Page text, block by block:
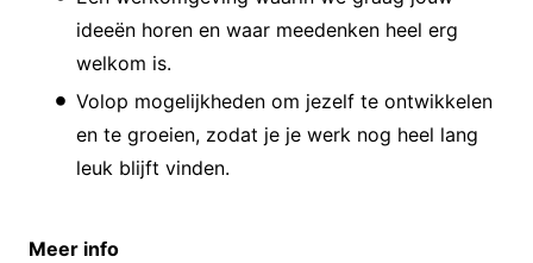
ideeën horen en waar meedenken heel erg
welkom is.
Volop mogelijkheden om jezelf te ontwikkelen
en te groeien, zodat je je werk nog heel lang
leuk blijft vinden.
Meer info